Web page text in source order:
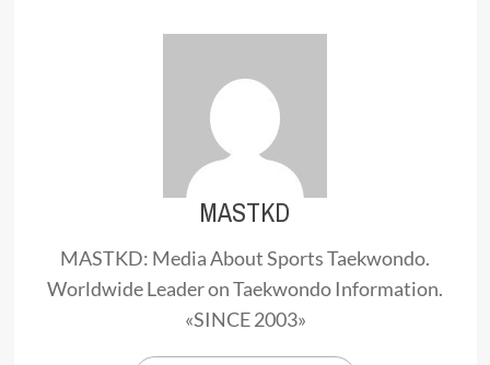
MASTKD
MASTKD: Media About Sports Taekwondo.
Worldwide Leader on Taekwondo Information.
«SINCE 2003»